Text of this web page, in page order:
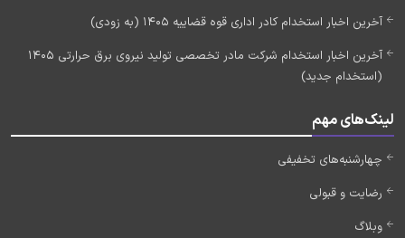
آخرین اخبار استخدام کادر اداری قوه قضاییه 1405 (به زودی)
آخرین اخبار استخدام شرکت مادر تخصصی تولید نیروی برق حرارتی 1405
(استخدام جدید)
لینک‌های مهم
چهارشنبه‌های تخفیفی
رضایت و قبولی
وبلاگ